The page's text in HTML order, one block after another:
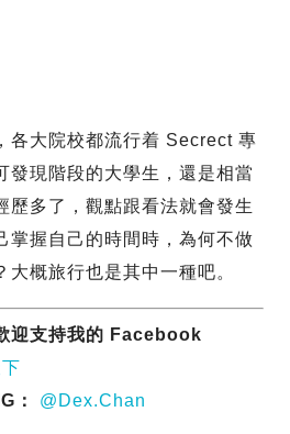
各大院校都流行着 Secrect 專
發現階段的大學生，還是相當
歷多了，觀點跟看法就會發生
掌握自己的時間時，為何不做
大概旅行也是其中一種吧。
迎支持我的 Facebook
： @Dex.Chan